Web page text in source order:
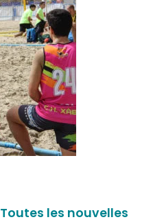
Toutes les nouvelles